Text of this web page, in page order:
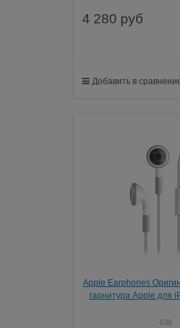
4 280 руб
Добавить в
Apple Earphones
гарнитура Apple для
636